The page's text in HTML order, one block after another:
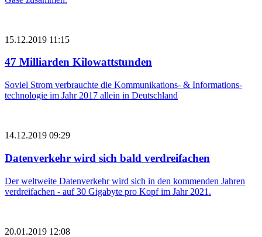
15.12.2019 11:15
47 Milliarden Kilowattstunden
Soviel Strom verbrauchte die Kommunikations- & Informations­
technologie im Jahr 2017 allein in Deutschland
14.12.2019 09:29
Datenverkehr wird sich bald verdreifachen
Der weltweite Datenverkehr wird sich in den kommenden Jahren
verdreifachen - auf 30 Gigabyte pro Kopf im Jahr 2021.
20.01.2019 12:08